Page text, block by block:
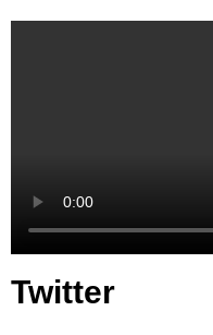
Twitter